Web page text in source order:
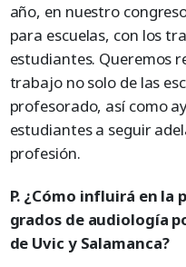
año, en nuestro
para escuelas, con los
estudiantes. Queremos
trabajo no solo de las
profesorado, así como
estudiantes a seguir
profesión.
P. ¿Cómo influirá en la
grados de audiología
de Uvic y Salamanca?